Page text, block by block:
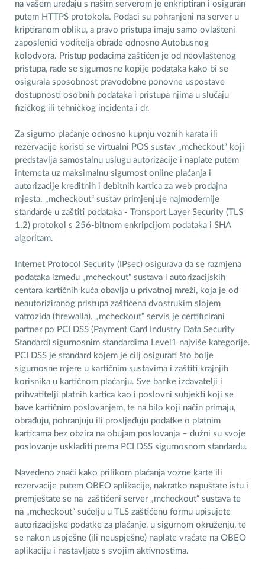
na vašem uređaju s našim serverom je enkriptiran i osiguran
putem HTTPS protokola. Podaci su pohranjeni na server u
kriptiranom obliku, a pravo pristupa imaju samo ovlašteni
zaposlenici voditelja obrade odnosno Autobusnog
kolodvora. Pristup podacima zaštićen je od neovlaštenog
pristupa, rade se sigurnosne kopije podataka kako bi se
osigurala sposobnost pravodobne ponovne uspostave
dostupnosti osobnih podataka i pristupa njima u slučaju
fizičkog ili tehničkog incidenta i dr.
Za sigurno plaćanje odnosno kupnju voznih karata ili
rezervacije koristi se virtualni POS sustav „mcheckout“ koji
predstavlja samostalnu uslugu autorizacije i naplate putem
interneta uz maksimalnu sigurnost online plaćanja i
autorizacije kreditnih i debitnih kartica za web prodajna
mjesta. „mcheckout“ sustav primjenjuje najmodernije
standarde u zaštiti podataka - Transport Layer Security (TLS
1.2) protokol s 256-bitnom enkripcijom podataka i SHA
algoritam.
Internet Protocol Security (IPsec) osigurava da se razmjena
podataka između „mcheckout“ sustava i autorizacijskih
centara kartičnih kuća obavlja u privatnoj mreži, koja je od
neautoriziranog pristupa zaštićena dvostrukim slojem
vatrozida (firewalla). „mcheckout“ servis je certificirani
partner po PCI DSS (Payment Card Industry Data Security
Standard) sigurnosnim standardima Level1 najviše kategorije.
PCI DSS je standard kojem je cilj osigurati što bolje
sigurnosne mjere u kartičnim sustavima i zaštiti krajnjih
korisnika u kartičnom plaćanju. Sve banke izdavatelji i
prihvatitelji platnih kartica kao i poslovni subjekti koji se
bave kartičnim poslovanjem, te na bilo koji način primaju,
obrađuju, pohranjuju ili prosljeđuju podatke o platnim
karticama bez obzira na obujam poslovanja – dužni su svoje
poslovanje uskladiti prema PCI DSS sigurnosnom standardu.
Navedeno znači kako prilikom plaćanja vozne karte ili
rezervacije putem OBEO aplikacije, nakratko napuštate istu i
premještate se na zaštićeni server „mcheckout“ sustava te
na „mcheckout“ sučelju u TLS zaštićenu formu upisujete
autorizacijske podatke za plaćanje, u sigurnom okruženju, te
se nakon uspješne (ili neuspješne) naplate vraćate na OBEO
aplikaciju i nastavljate s svojim aktivnostima.